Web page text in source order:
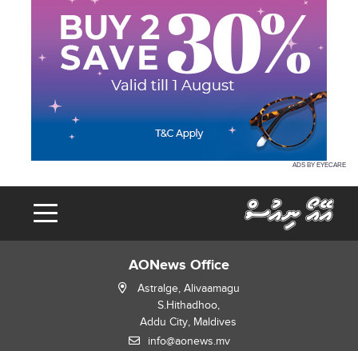
ADS BY EYECARE
AONews Office
Astralge, Alivaamagu
S.Hithadhoo,
Addu City, Maldives
info@aonews.mv